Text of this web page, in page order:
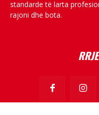
standarde të larta
rajoni dhe bota.